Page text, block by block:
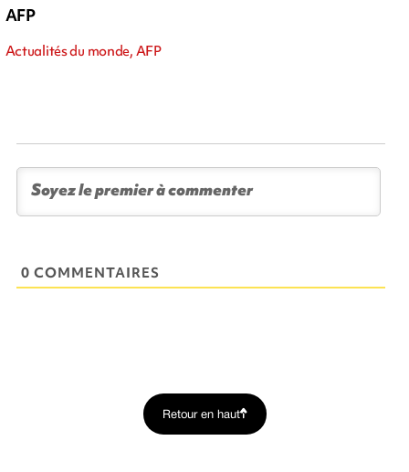
AFP
Actualités du monde, AFP
0 COMMENTAIRES
Retour en haut